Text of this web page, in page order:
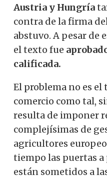
Austria y Hungría
contra de la firma
abstuvo. A pesar de
el texto fue
calificada.
El problema no es
comercio como tal,
resulta de imponer
complejísimas de
agricultores
tiempo las puertas
están sometidos a